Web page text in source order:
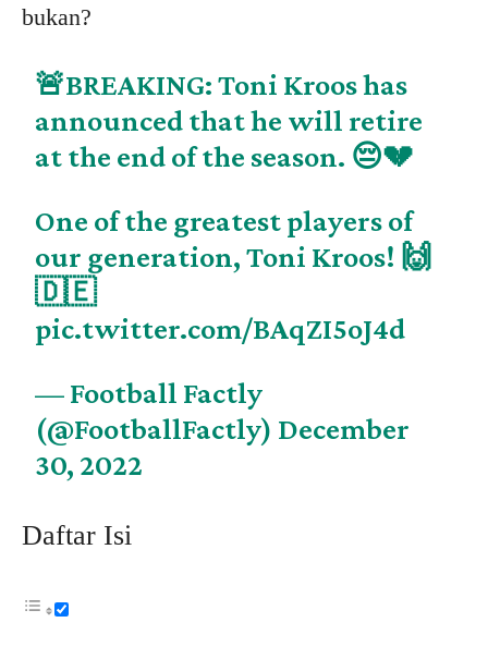
bukan?
🚨BREAKING: Toni Kroos has
announced that he will retire
at the end of the season. 😔💔
One of the greatest players of
our generation, Toni Kroos! 🙌
🇩🇪
pic.twitter.com/BAqZI5oJ4d
— Football Factly
(@FootballFactly) December
30, 2022
Daftar Isi